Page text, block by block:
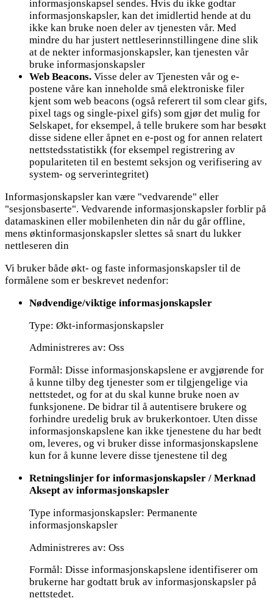
informasjonskapsel sendes. Hvis du ikke godtar
informasjonskapsler, kan det imidlertid hende at du
ikke kan bruke noen deler av tjenesten vår. Med
mindre du har justert nettleserinnstillingene dine slik
at de nekter informasjonskapsler, kan tjenesten vår
bruke informasjonskapsler
Web Beacons. Visse deler av Tjenesten vår og e-
postene våre kan inneholde små elektroniske filer
kjent som web beacons (også referert til som clear gifs,
pixel tags og single-pixel gifs) som gjør det mulig for
Selskapet, for eksempel, å telle brukere som har besøkt
disse sidene eller åpnet en e-post og for annen relatert
nettstedsstatistikk (for eksempel registrering av
populariteten til en bestemt seksjon og verifisering av
system- og serverintegritet)
Informasjonskapsler kan være "vedvarende" eller
"sesjonsbaserte". Vedvarende informasjonskapsler forblir på
datamaskinen eller mobilenheten din når du går offline,
mens øktinformasjonskapsler slettes så snart du lukker
nettleseren din
Vi bruker både økt- og faste informasjonskapsler til de
formålene som er beskrevet nedenfor:
Nødvendige/viktige informasjonskapsler
Type: Økt-informasjonskapsler
Administreres av: Oss
Formål: Disse informasjonskapslene er avgjørende for
å kunne tilby deg tjenester som er tilgjengelige via
nettstedet, og for at du skal kunne bruke noen av
funksjonene. De bidrar til å autentisere brukere og
forhindre uredelig bruk av brukerkontoer. Uten disse
informasjonskapslene kan ikke tjenestene du har bedt
om, leveres, og vi bruker disse informasjonskapslene
kun for å kunne levere disse tjenestene til deg
Retningslinjer for informasjonskapsler / Merknad
Aksept av informasjonskapsler
Type informasjonskapsler: Permanente
informasjonskapsler
Administreres av: Oss
Formål: Disse informasjonskapslene identifiserer om
brukerne har godtatt bruk av informasjonskapsler på
nettstedet.